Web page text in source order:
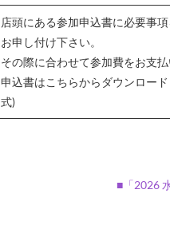
店頭にある参加申込書に必要事
お申し付け下さい。
その際に合わせて参加費をお支払
申込書はこちらからダウンロー
式)
■「2026